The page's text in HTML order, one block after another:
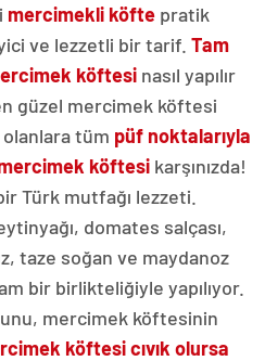
mercimekli köfte pratik
ve lezzetli bir tarif. Tam
köftesi nasıl yapılır
güzel mercimek köftesi
tüm püf noktalarıyla
köftesi karşınızda!
Türk mutfağı lezzeti.
domates salçası,
taze soğan ve maydanoz
bir birlikteliğiyle yapılıyor.
mercimek köftesinin
köftesi cıvık olursa